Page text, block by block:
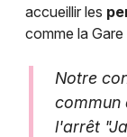
accueillir les
comme la
Notre
commun
l'arrêt